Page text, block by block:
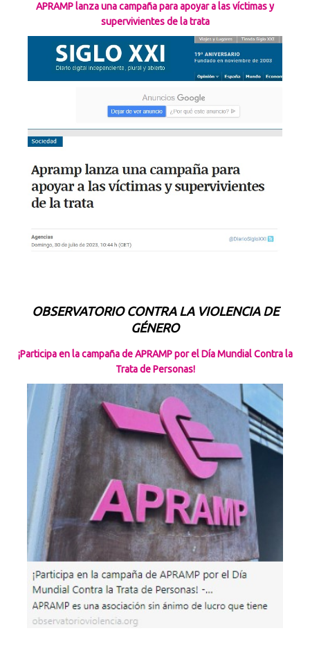
APRAMP lanza una campaña para apoyar a las víctimas y
supervivientes de la trata
OBSERVATORIO CONTRA LA VIOLENCIA DE
GÉNERO
¡Participa en la campaña de APRAMP por el Día Mundial Contra la
Trata de Personas!